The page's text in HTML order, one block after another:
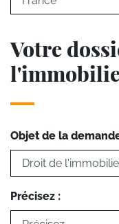
Votre
Objet de la
Précisez :